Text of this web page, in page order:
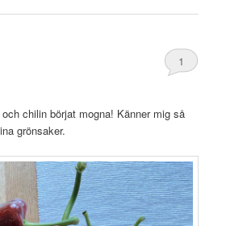
1
chilin börjat mogna! Känner mig så
grönsaker.